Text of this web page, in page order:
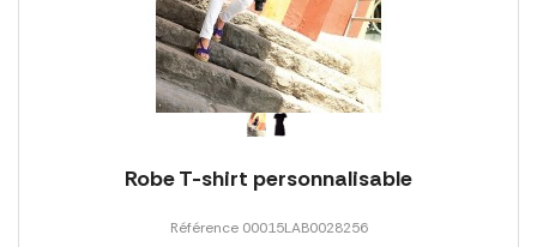
Robe T-shirt personnalisable
Référence 00015LAB0028256